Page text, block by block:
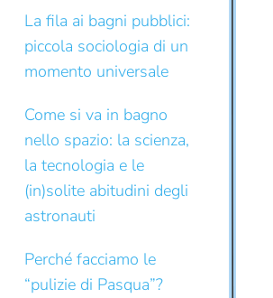
La fila ai bagni pubblici:
piccola sociologia di un
momento universale
Come si va in bagno
nello spazio: la scienza,
la tecnologia e le
(in)solite abitudini degli
astronauti
Perché facciamo le
“pulizie di Pasqua”?